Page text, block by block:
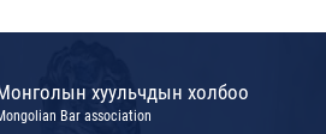
хуульчдын холбоо
Bar association